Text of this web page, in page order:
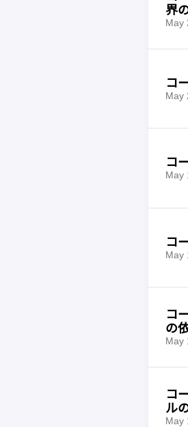
界
May
コ
May
コ
May
コ
May
コ
の
May
コ
ル
May